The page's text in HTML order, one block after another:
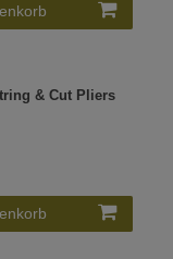
& Cut Pliers